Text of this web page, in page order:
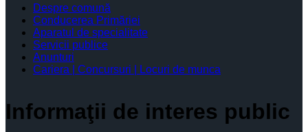
Despre comună
Conducerea Primăriei
Aparatul de specialitate
Servicii publice
Anunturi
Cariera | Concursuri | Locuri de munca
Informaţii de interes public